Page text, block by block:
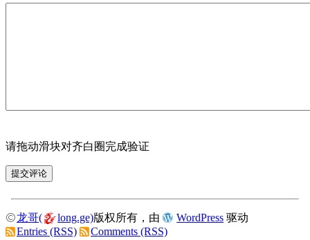
请拖动滑块对齐白圈完成验证
龙哥( long.ge)版权所有，由 WordPress 驱动
Entries (RSS)
Comments (RSS)